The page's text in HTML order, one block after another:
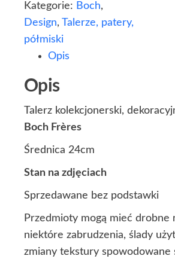
Kategorie: Boch,
Design, Talerze, patery,
półmiski
Opis
Opis
Talerz kolekcjonerski,
Boch Frères
Średnica 24cm
Stan na zdjęciach
Sprzedawane bez podstawki
Przedmioty mogą mieć drobne
niektóre zabrudzenia, ślady
zmiany tekstury spowodowane